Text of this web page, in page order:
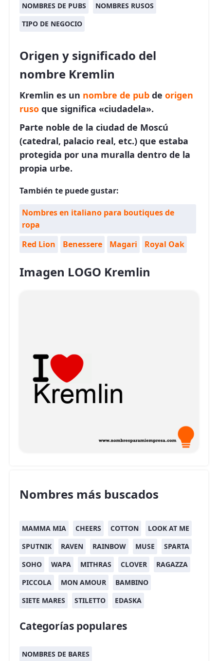
NOMBRES DE PUBS
NOMBRES RUSOS
TIPO DE NEGOCIO
Origen y significado del
nombre Kremlin
Kremlin es un nombre de pub de origen
ruso que significa «ciudadela».
Parte noble de la ciudad de Moscú
(catedral, palacio real, etc.) que estaba
protegida por una muralla dentro de la
propia urbe.
También te puede gustar:
Nombres en italiano para boutiques de
ropa
Red Lion
Benessere Magari Royal Oak
Imagen LOGO Kremlin
Nombres más buscados
MAMMA MIA CHEERS COTTON
LOOK AT ME
SPUTNIK
RAVEN RAINBOW MUSE
SPARTA
SOHO
WAPA MITHRAS CLOVER
RAGAZZA
PICCOLA
MON AMOUR
BAMBINO
SIETE MARES
STILETTO EDASKA
Categorías populares
NOMBRES DE BARES